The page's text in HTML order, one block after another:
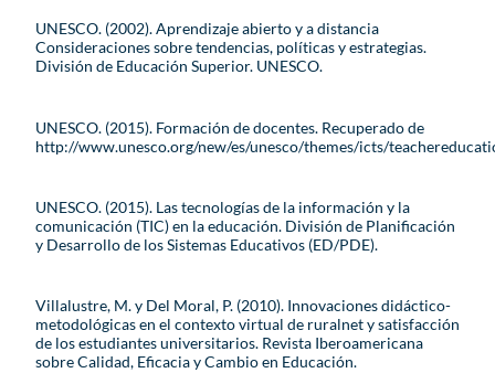
UNESCO. (2002). Aprendizaje abierto y a distancia
Consideraciones sobre tendencias, políticas y estrategias.
División de Educación Superior. UNESCO.
UNESCO. (2015). Formación de docentes. Recuperado de
http://www.unesco.org/new/es/unesco/themes/icts/
UNESCO. (2015). Las tecnologías de la información y la
comunicación (TIC) en la educación. División de Planificación
y Desarrollo de los Sistemas Educativos (ED/PDE).
Villalustre, M. y Del Moral, P. (2010). Innovaciones didáctico-
metodológicas en el contexto virtual de ruralnet y satisfacción
de los estudiantes universitarios. Revista Iberoamericana
sobre Calidad, Eficacia y Cambio en Educación.